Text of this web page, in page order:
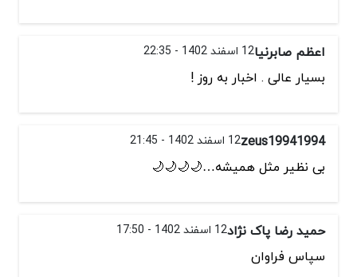
اعظم صابرنیا12 اسفند 1402 - 22:35
بسیار عالی . اخبار به روز !
zeus1994199412 اسفند 1402 - 21:45
بی نظیر مثل همیشه…🌙🌙🌙🌙
حمید رضا پاک نژاد12 اسفند 1402 - 17:50
سپاس فراوان